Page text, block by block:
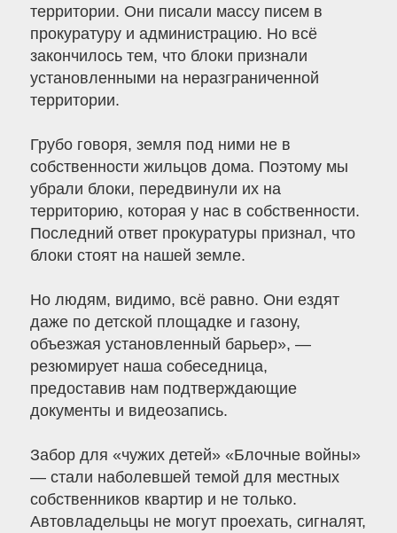
территории. Они писали массу писем в
прокуратуру и администрацию. Но всё
закончилось тем, что блоки признали
установленными на неразграниченной
территории.
Грубо говоря, земля под ними не в
собственности жильцов дома. Поэтому мы
убрали блоки, передвинули их на
территорию, которая у нас в собственности.
Последний ответ прокуратуры признал, что
блоки стоят на нашей земле.
Но людям, видимо, всё равно. Они ездят
даже по детской площадке и газону,
объезжая установленный барьер», —
резюмирует наша собеседница,
предоставив нам подтверждающие
документы и видеозапись.
Забор для «чужих детей» «Блочные войны»
— стали наболевшей темой для местных
собственников квартир и не только.
Автовладельцы не могут проехать, сигналят,